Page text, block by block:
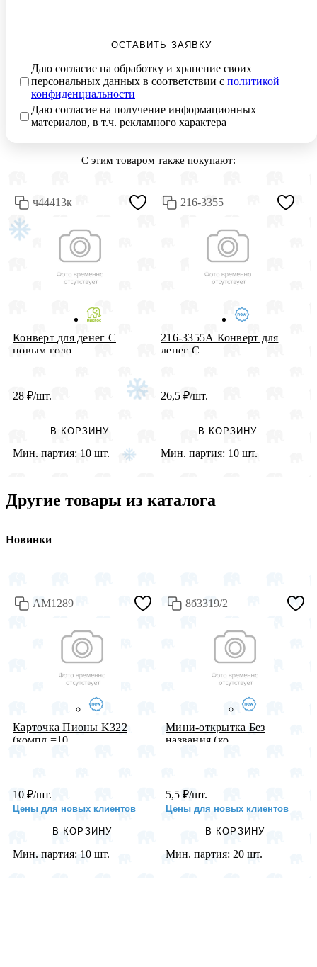
ОСТАВИТЬ ЗАЯВКУ
Даю согласие на обработку и хранение своих
персональных данных в соответствии с политикой
конфиденциальности
Даю согласие на получение информационных
материалов, в т.ч. рекламного характера
С этим товаром также покупают:
ч44413к
Конверт для денег С
новым годо...
28 ₽/шт.
В КОРЗИНУ
Мин. партия: 10 шт.
216-3355
216-3355А Конверт для
денег С ...
26,5 ₽/шт.
В КОРЗИНУ
Мин. партия: 10 шт.
Другие товары из каталога
Новинки
АМ1289
Карточка Пионы K322
(компл.=10...
10 ₽/шт.
Цены для новых клиентов
В КОРЗИНУ
Мин. партия: 10 шт.
8б3319/2
Мини-открытка Без
названия (ко...
5,5 ₽/шт.
Цены для новых клиентов
В КОРЗИНУ
Мин. партия: 20 шт.